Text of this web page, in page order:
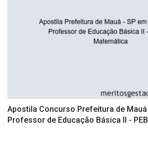
Apostila Concurso Prefeitura de Mauá
Professor de Educação Básica II -